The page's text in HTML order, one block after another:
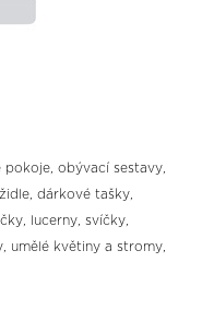
obývací sestavy,
dárkové tašky,
lucerny, svíčky,
umělé květiny a stromy,